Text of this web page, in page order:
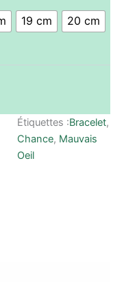
19 cm 20 cm
Étiquettes :Bracelet
Chance, Mauvais
Oeil